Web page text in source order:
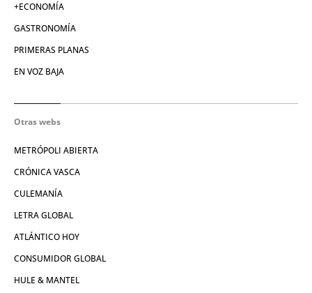
+ECONOMÍA
GASTRONOMÍA
PRIMERAS PLANAS
EN VOZ BAJA
Otras webs
METRÓPOLI ABIERTA
CRÓNICA VASCA
CULEMANÍA
LETRA GLOBAL
ATLÁNTICO HOY
CONSUMIDOR GLOBAL
HULE & MANTEL